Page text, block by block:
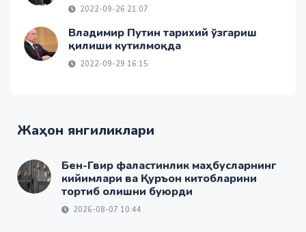
2022-09-26 21:07
Владимир Путин тарихий ўзгариш
қилиши кутилмоқда
2022-09-29 16:15
Жаҳон янгиликлари
Бен-Гвир фаластинлик маҳбусларнинг
кийимлари ва Қуръон китобларини
тортиб олишни буюрди
2026-08-07 10:44